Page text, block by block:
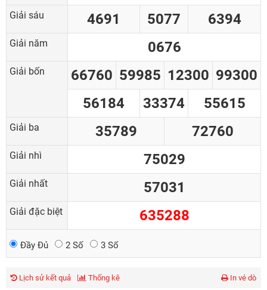
Giải sáu 4691 5077 6394
Giải năm 0676
Giải bốn 66760 59985 12300 99300
56184
33374 55615
Giải ba 35789 72760
Giải nhì 75029
Giải nhất 57031
Giải đặc biệt 635288
Đầy Đủ 2 Số 3 Số
Lịch sử kết quả Thống kê In vé dò